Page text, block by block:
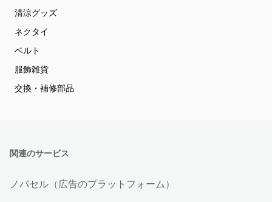
清涼グッズ
ネクタイ
ベルト
服飾雑貨
交換・補修部品
関連のサービス
ノバセル（広告のプラットフォーム）